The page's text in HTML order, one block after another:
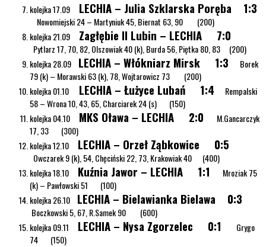
kolejka 17.09 LECHIA – Julia Szklarska Poręba 1:3
Nowomiejski 24 – Martyniuk 45, Biernat 63, 90 (200)
kolejka 21.09 Zagłębie II Lubin – LECHIA 7:0
Pytlarz 17, 70, 82, Olszowiak 40 (k), Burda 56, Piętka 80, 83 (200)
kolejka 28.09 LECHIA – Włókniarz Mirsk 1:3
Borek
79 (k) – Morawski 63 (k), 78, Wojtarowicz 73 (200)
kolejka 01.10
LECHIA – Łużyce Lubań 1:4 Rempalski
58 – Wrona 10, 43, 65, Charciarek 24 (s) (150)
kolejka 04.10 MKS Oława – LECHIA 2:0
M.Gancarczyk
17, 33 (300)
kolejka 12.10 LECHIA – Orzeł Ząbkowice 0:5
Owczarek 9 (k), 54, Chęciński 22, 73, Krakowiak 40 (400)
kolejka 18.10 Kuźnia Jawor – LECHIA 1:1 Mroziak 75
(k) – Pawłowski 51 (100)
kolejka 26.10 LECHIA – Bielawianka Bielawa 0:3
Boczkowski 5, 67, R.Samek 90 (600)
kolejka 09.11 LECHIA – Nysa Zgorzelec 0:1
Grygo
74 (150)